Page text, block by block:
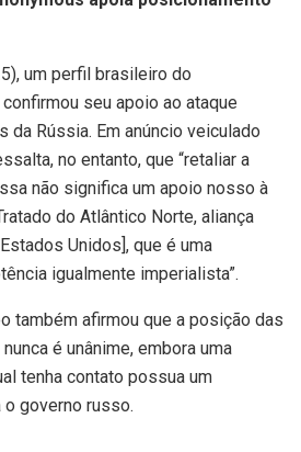
um perfil brasileiro do
seu apoio ao ataque
Rússia. Em anúncio veiculado
no entanto, que “retaliar a
não significa um apoio nosso à
do Atlântico Norte, aliança
Unidos], que é uma
igualmente imperialista”.
também afirmou que a posição das
é unânime, embora uma
tenha contato possua um
governo russo.